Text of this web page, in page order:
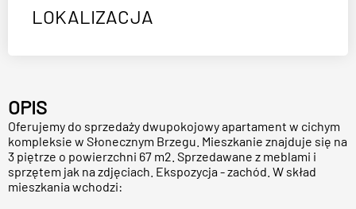
LOKALIZACJA
OPIS
Oferujemy do sprzedaży dwupokojowy apartament w cichym
kompleksie w Słonecznym Brzegu. Mieszkanie znajduje się na
3 piętrze o powierzchni 67 m2. Sprzedawane z meblami i
sprzętem jak na zdjęciach. Ekspozycja - zachód. W skład
mieszkania wchodzi: